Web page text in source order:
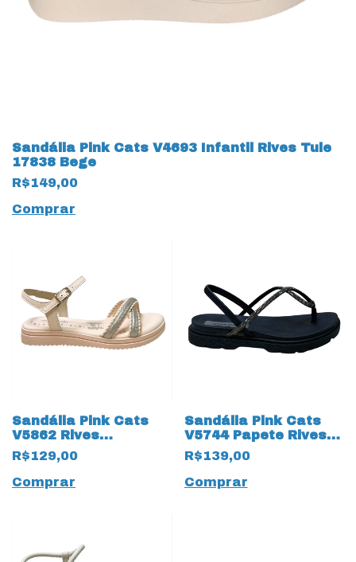
Sandália Pink Cats V4693 Infantil Rives Tule
17838 Bege
R$149,00
Comprar
Sandália Pink Cats
V5862 Rives
Calendula 19233
Champanhe
R$129,00
Comprar
Sandália Pink Cats
V5744 Papete Rives
19234 Preto
R$139,00
Comprar